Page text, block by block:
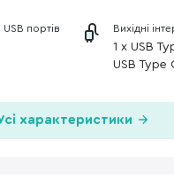
USB портів Вихідні
1 x USB
USB Type
характеристики